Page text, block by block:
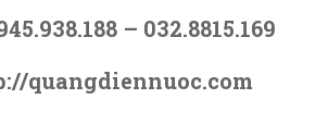
– 032.8815.169
quangdiennuoc.com